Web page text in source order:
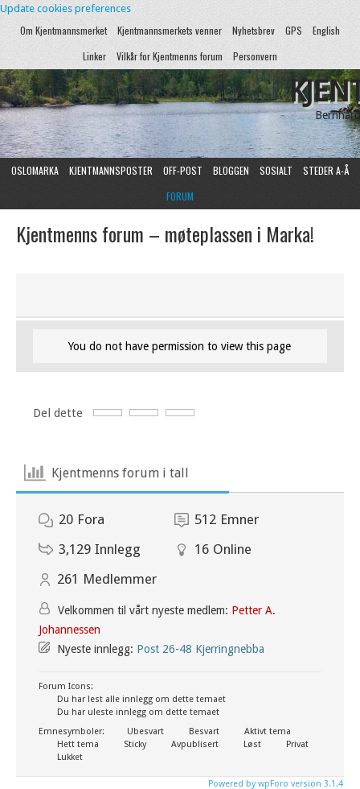
Update cookies preferences
Om Kjentmannsmerket Kjentmannsmerkets venner Nyhetsbrev GPS
English
Linker
Vilkår for Kjentmenns forum Personvern
OSLOMARKA KJENTMANNSPOSTER OFF-POST BLOGGEN SOSIALT
STEDER A-Å
FORUM
Kjentmenns forum – møteplassen i Marka!
You do not have permission to view this page
Del dette
Kjentmenns forum i tall
20 Fora 512 Emner
3,129 Innlegg 16 Online
261 Medlemmer
Velkommen til vårt nyeste medlem: Petter A.
Johannessen
Nyeste innlegg: Post 26-48 Kjerringnebba
Forum Icons:
Du har lest alle innlegg om dette temaet
Du har uleste innlegg om dette temaet
Emnesymboler:
Ubesvart Besvart
Aktivt tema
Hett tema
Sticky Avpublisert Løst
Privat
Lukket
Powered by wpForo version 3.1.4